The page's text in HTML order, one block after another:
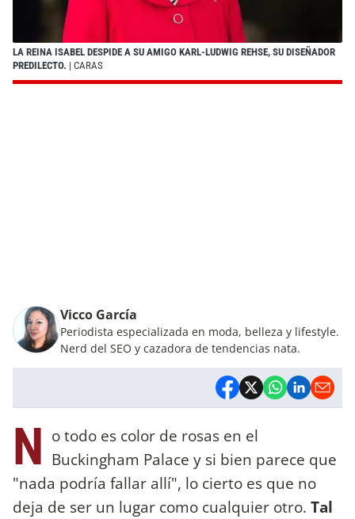
LA REINA ISABEL DESPIDE A SU AMIGO KARL-LUDWIG REHSE, SU DISEÑADOR
PREDILECTO. | CARAS
Vicco García
Periodista especializada en moda, belleza y lifestyle.
Nerd del SEO y cazadora de tendencias nata.
N o todo es color de rosas en el
Buckingham Palace y si bien parece que
"nada podría fallar allí", lo cierto es que no
deja de ser un lugar como cualquier otro. Tal